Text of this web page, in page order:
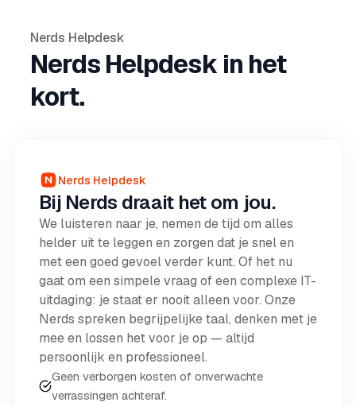
Nerds Helpdesk
Nerds Helpdesk in het
kort.
Nerds Helpdesk
Bij Nerds draait het om jou.
We luisteren naar je, nemen de tijd om alles
helder uit te leggen en zorgen dat je snel en
met een goed gevoel verder kunt. Of het nu
gaat om een simpele vraag of een complexe IT-
uitdaging: je staat er nooit alleen voor. Onze
Nerds spreken begrijpelijke taal, denken met je
mee en lossen het voor je op — altijd
persoonlijk en professioneel.
Geen verborgen kosten of onverwachte
verrassingen achteraf.